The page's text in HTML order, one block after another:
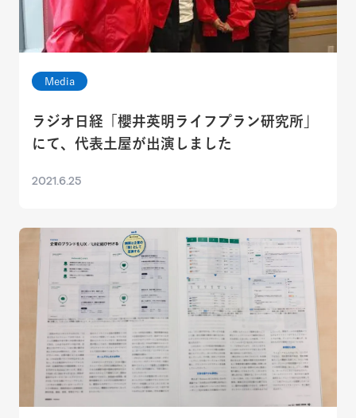
Media
ラジオ日経「櫻井英明ライフプラン研究所」
にて、代表土屋が出演しました
2021.6.25